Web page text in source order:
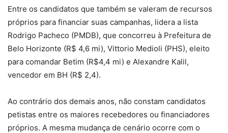
Entre os candidatos que também se valeram de recursos
próprios para financiar suas campanhas, lidera a lista
Rodrigo Pacheco (PMDB), que concorreu à Prefeitura de
Belo Horizonte (R$ 4,6 mi), Vittorio Medioli (PHS), eleito
para comandar Betim (R$4,4 mi) e Alexandre Kalil,
vencedor em BH (R$ 2,4).
Ao contrário dos demais anos, não constam candidatos
petistas entre os maiores recebedores ou financiadores
próprios. A mesma mudança de cenário ocorre com o